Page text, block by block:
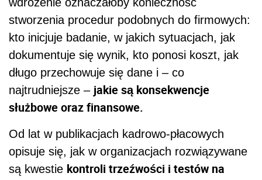
stworzenia procedur podobnych do firmowych:
kto inicjuje badanie, w jakich sytuacjach, jak
dokumentuje się wynik, kto ponosi koszt, jak
długo przechowuje się dane i – co
najtrudniejsze – jakie są konsekwencje
służbowe oraz finansowe.
Od lat w publikacjach kadrowo-płacowych
opisuje się, jak w organizacjach rozwiązywane
są kwestie kontroli trzeźwości i testów na